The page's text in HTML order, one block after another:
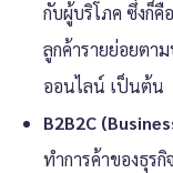
กับผู้บริโภค ซึ่งก็คื
ลูกค้ารายย่อยตา
ออนไลน์ เป็นต้น
B2B2C
ทำการค้าของธุร